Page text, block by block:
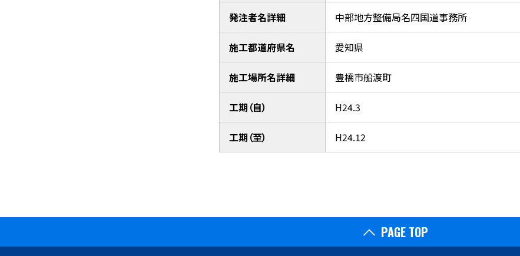
発注者名詳細 中部地方整備局名四国道事務所
施工都道府県名 愛知県
施工場所名詳細 豊橋市船渡町
工期（自） H24.3
工期（至） H24.12
PAGE TOP